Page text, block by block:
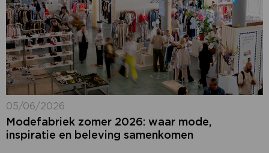
05/06/2026
Modefabriek zomer 2026: waar mode,
inspiratie en beleving samenkomen